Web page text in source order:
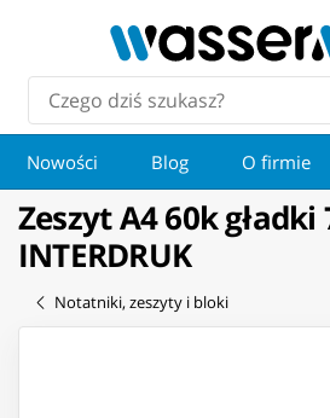
Nowości Blog O firmie
Zeszyt A4 60k
INTERDRUK
Notatniki, zeszyty i bloki